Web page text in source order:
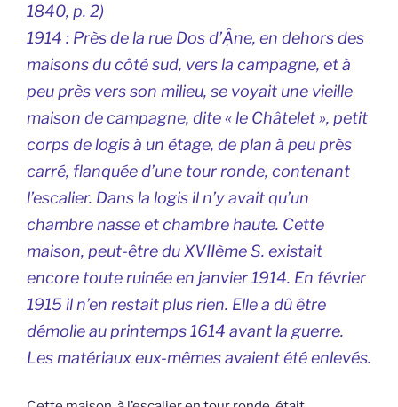
1840, p. 2)
1914 : Près de la rue Dos d’Ậne, en dehors des
maisons du côté sud, vers la campagne, et à
peu près vers son milieu, se voyait une vieille
maison de campagne, dite « le Châtelet », petit
corps de logis à un étage, de plan à peu près
carré, flanquée d’une tour ronde, contenant
l’escalier. Dans la logis il n’y avait qu’un
chambre nasse et chambre haute. Cette
maison, peut-être du XVIIème S. existait
encore toute ruinée en janvier 1914. En février
1915 il n’en restait plus rien. Elle a dû être
démolie au printemps 1614 avant la guerre.
Les matériaux eux-mêmes avaient été enlevés.